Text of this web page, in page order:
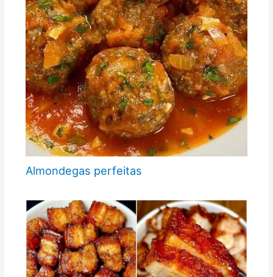
Almondegas perfeitas